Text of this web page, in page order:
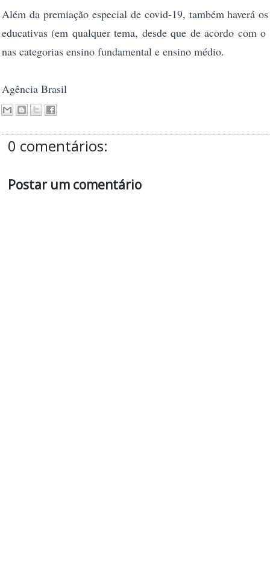
Além da premiação especial de covid-19, também haverá
educativas (em qualquer tema, desde que de acordo com
nas categorias ensino fundamental e ensino médio.
Agência Brasil
0 comentários:
Postar um comentário